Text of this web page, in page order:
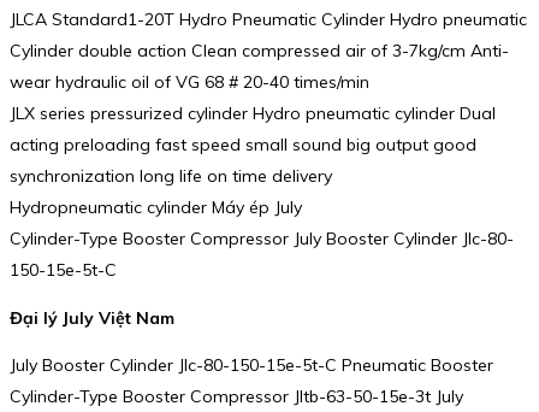
JLCA Standard1-20T Hydro Pneumatic Cylinder Hydro pneumatic
Cylinder double action Clean compressed air of 3-7kg/cm Anti-
wear hydraulic oil of VG 68 # 20-40 times/min
JLX series pressurized cylinder Hydro pneumatic cylinder Dual
acting preloading fast speed small sound big output good
synchronization long life on time delivery
Hydropneumatic cylinder Máy ép July
Cylinder-Type Booster Compressor July Booster Cylinder Jlc-80-
150-15e-5t-C
Đại lý July Việt Nam
July Booster Cylinder Jlc-80-150-15e-5t-C Pneumatic Booster
Cylinder-Type Booster Compressor Jltb-63-50-15e-3t July